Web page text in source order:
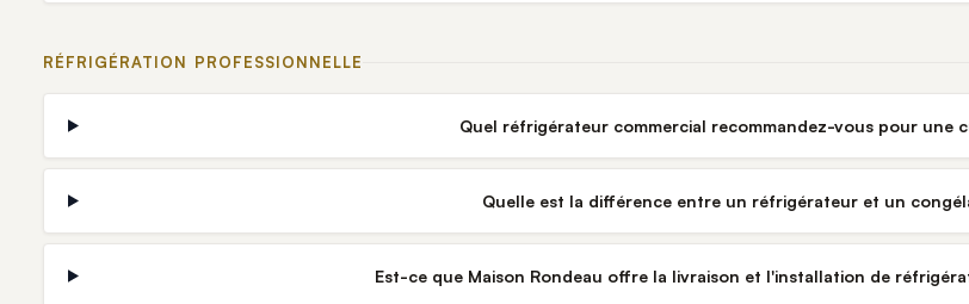
RÉFRIGÉRATION PROFESSIONNELLE
Quel réfrigérateur commercial recommandez-vous pour une
Quelle est la différence entre un réfrigérateur et un
Est-ce que Maison Rondeau offre la livraison et l'installation de